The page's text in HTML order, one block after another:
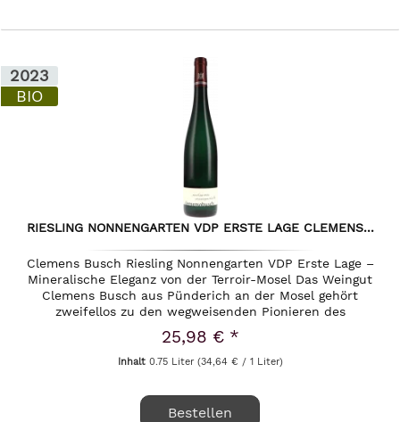
2023
BIO
RIESLING NONNENGARTEN VDP ERSTE LAGE CLEMENS...
Clemens Busch Riesling Nonnengarten VDP Erste Lage –
Mineralische Eleganz von der Terroir-Mosel Das Weingut
Clemens Busch aus Pünderich an der Mosel gehört
zweifellos zu den wegweisenden Pionieren des
biodynamischen Weinbaus in...
25,98 € *
Inhalt 0.75 Liter (34,64 € / 1 Liter)
Bestellen